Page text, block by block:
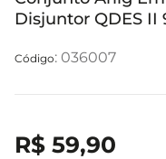
Disjuntor QDES II
: 036007
R$ 59,90
4º
cabo pp